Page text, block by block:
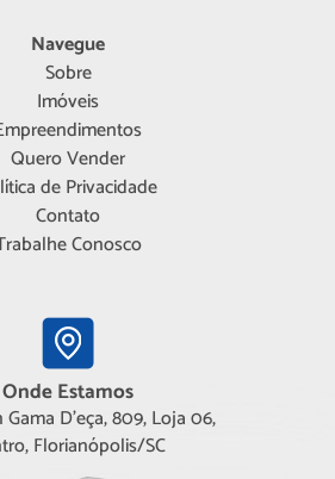
Navegue
Sobre
Imóveis
Quero Vender
de Privacidade
Contato
Conosco
Onde Estamos
D'eça, 809, Loja 06,
Florianópolis/SC